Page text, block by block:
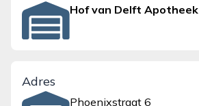
Hof van Delft Apotheek
Adres
Phoenixstraat 6